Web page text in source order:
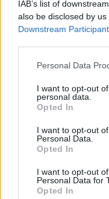
IAB’s list of
also be disclosed by
Downstream
Please note that this
not limited to your visit
grant or deny consent
use your data for
consent section.
Personal Data
I want to opt-out
personal data.
Opted In
I want to opt-out
Personal Data.
Opted In
I want to opt-out
Personal Data for
Opted In
Koons-kiállítás
hétben több
Központba,
kiállítás. A több
retrospektív
miként
a magas
Koons alkotásai
művész
dollárért talált